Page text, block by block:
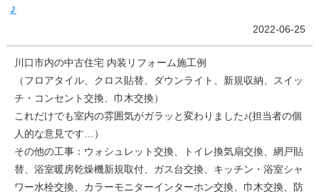
♪
2022-06-25
川口市内の中古住宅 内装リフォーム施工例
（フロアタイル、クロス貼替、ダウンライト、新規収納、スイッ
チ・コンセント交換、巾木交換）
これだけでも室内の雰囲気がガラッと変わりました♪(担当者の個
人的な意見です…）
その他の工事：ウォシュレット交換、トイレ換気扇交換、網戸貼
替、浴室暖房乾燥機新規取付、ガス台交換、キッチン・浴室シャ
ワー水栓交換、カラーモニターインターホン交換、巾木交換、防